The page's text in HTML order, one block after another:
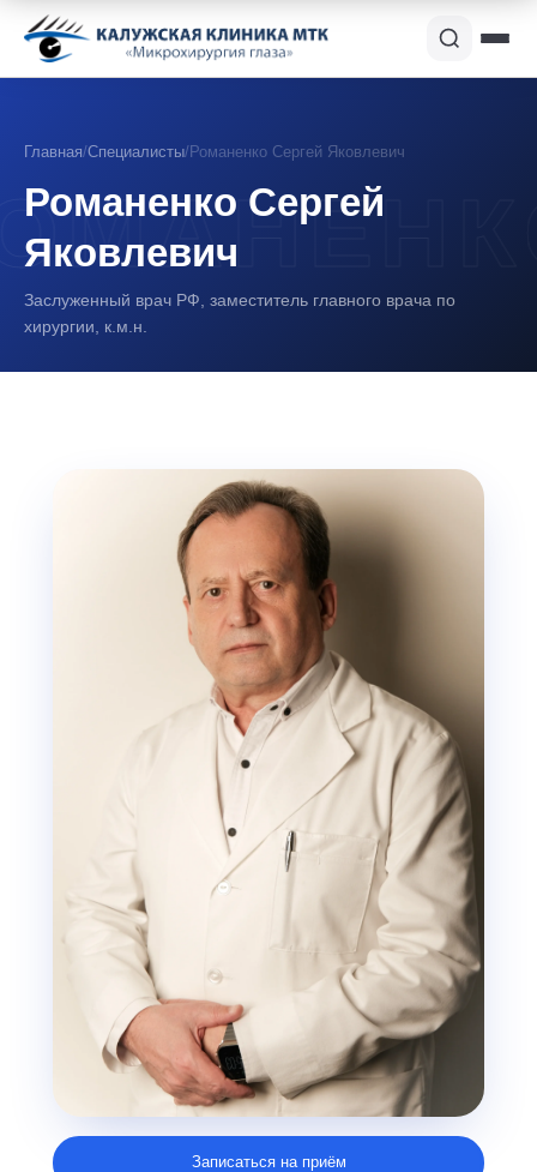
Главная/Специалисты/Романенко Сергей Яковлевич
Романенко Сергей
Яковлевич
Заслуженный врач РФ, заместитель главного врача по
хирургии, к.м.н.
Записаться на приём